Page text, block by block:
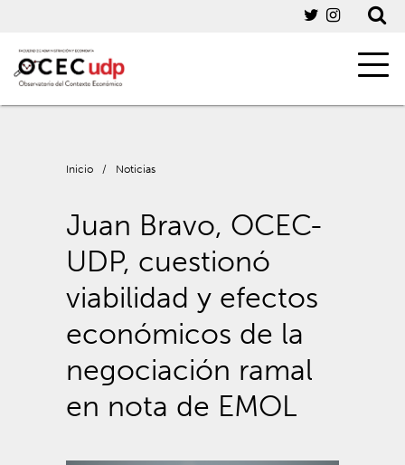
Inicio / Noticias
Juan Bravo, OCEC-
UDP, cuestionó
viabilidad y efectos
económicos de la
negociación ramal
en nota de EMOL